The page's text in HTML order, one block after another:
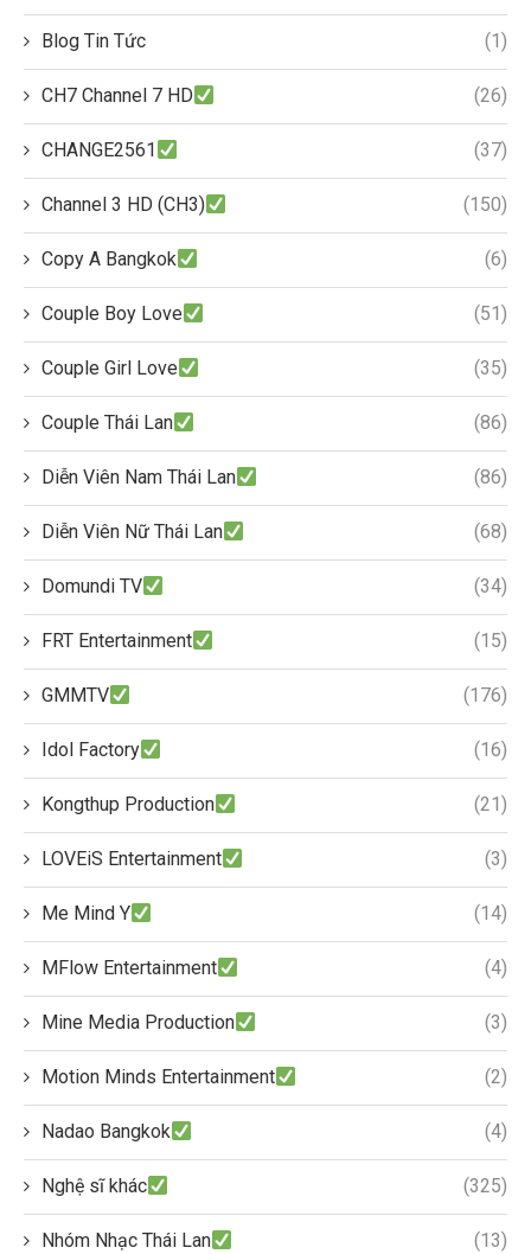
Blog Tin Tức (1)
CH7 Channel 7 HD (26)
CHANGE2561 (37)
Channel 3 HD (CH3) (150)
Copy A Bangkok (6)
Couple Boy Love (51)
Couple Girl Love (35)
Couple Thái Lan (86)
Diễn Viên Nam Thái Lan (86)
Diễn Viên Nữ Thái Lan (68)
Domundi TV (34)
FRT Entertainment (15)
GMMTV (176)
Idol Factory (16)
Kongthup Production (21)
LOVEiS Entertainment (3)
Me Mind Y (14)
MFlow Entertainment (4)
Mine Media Production (3)
Motion Minds Entertainment (2)
Nadao Bangkok (4)
Nghệ sĩ khác (325)
Nhóm Nhạc Thái Lan (13)